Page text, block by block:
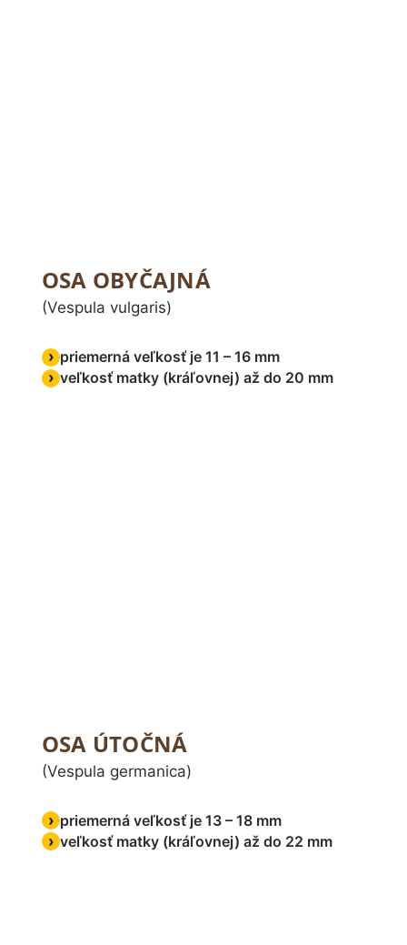
OSA OBYČAJNÁ
(Vespula vulgaris)
priemerná veľkosť je 11 – 16 mm
veľkosť matky (kráľovnej) až do 20 mm
OSA ÚTOČNÁ
(Vespula germanica)
priemerná veľkosť je 13 – 18 mm
veľkosť matky (kráľovnej) až do 22 mm